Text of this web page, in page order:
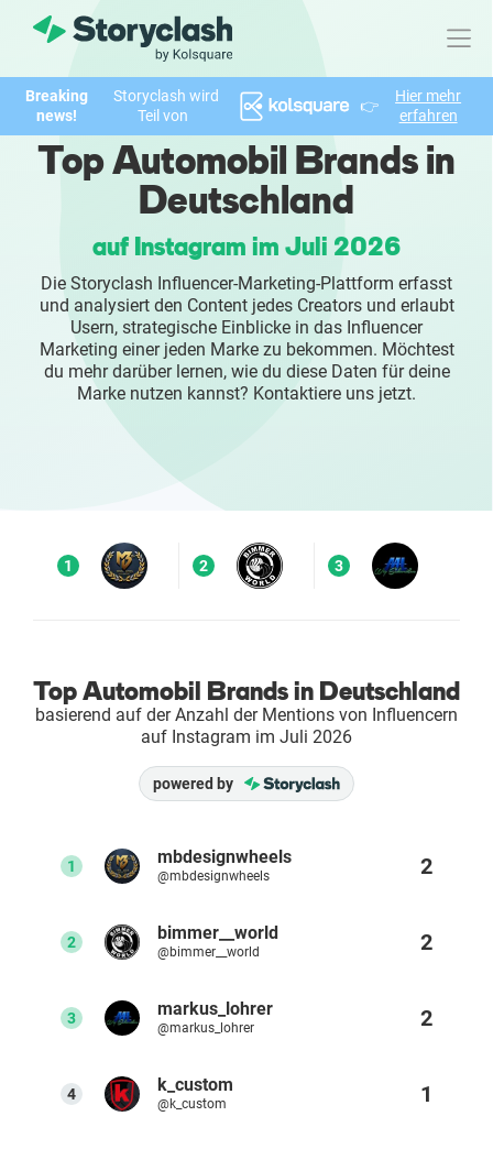
Produkt
FEATURES
KI-unterstützte Influencer Suche
Brand Insights & Marktforschung
Collaboration & Relationship Management
Reporting & Analysen
Direct to Consumer Brands (DTC)
Success Stories
AI Influencer Search
Instagram Brand Rankings
Ressourcen
Webinars
Breaking
news!
Storyclash wird
Teil von
👉
Hier mehr
erfahren
Top Automobil Brands in
Deutschland
auf Instagram im Juli 2026
Die Storyclash Influencer-Marketing-Plattform erfasst
und analysiert den Content jedes Creators und erlaubt
Usern, strategische Einblicke in das Influencer
Marketing einer jeden Marke zu bekommen. Möchtest
du mehr darüber lernen, wie du diese Daten für deine
Marke nutzen kannst? Kontaktiere uns jetzt.
1 2 3
Top Automobil Brands in Deutschland
basierend auf der Anzahl der Mentions von Influencern
auf Instagram im Juli 2026
powered by
1 mbdesignwheels
@mbdesignwheels 2
2 bimmer__world
@bimmer__world 2
3 markus_lohrer
@markus_lohrer 2
4 k_custom
@k_custom 1